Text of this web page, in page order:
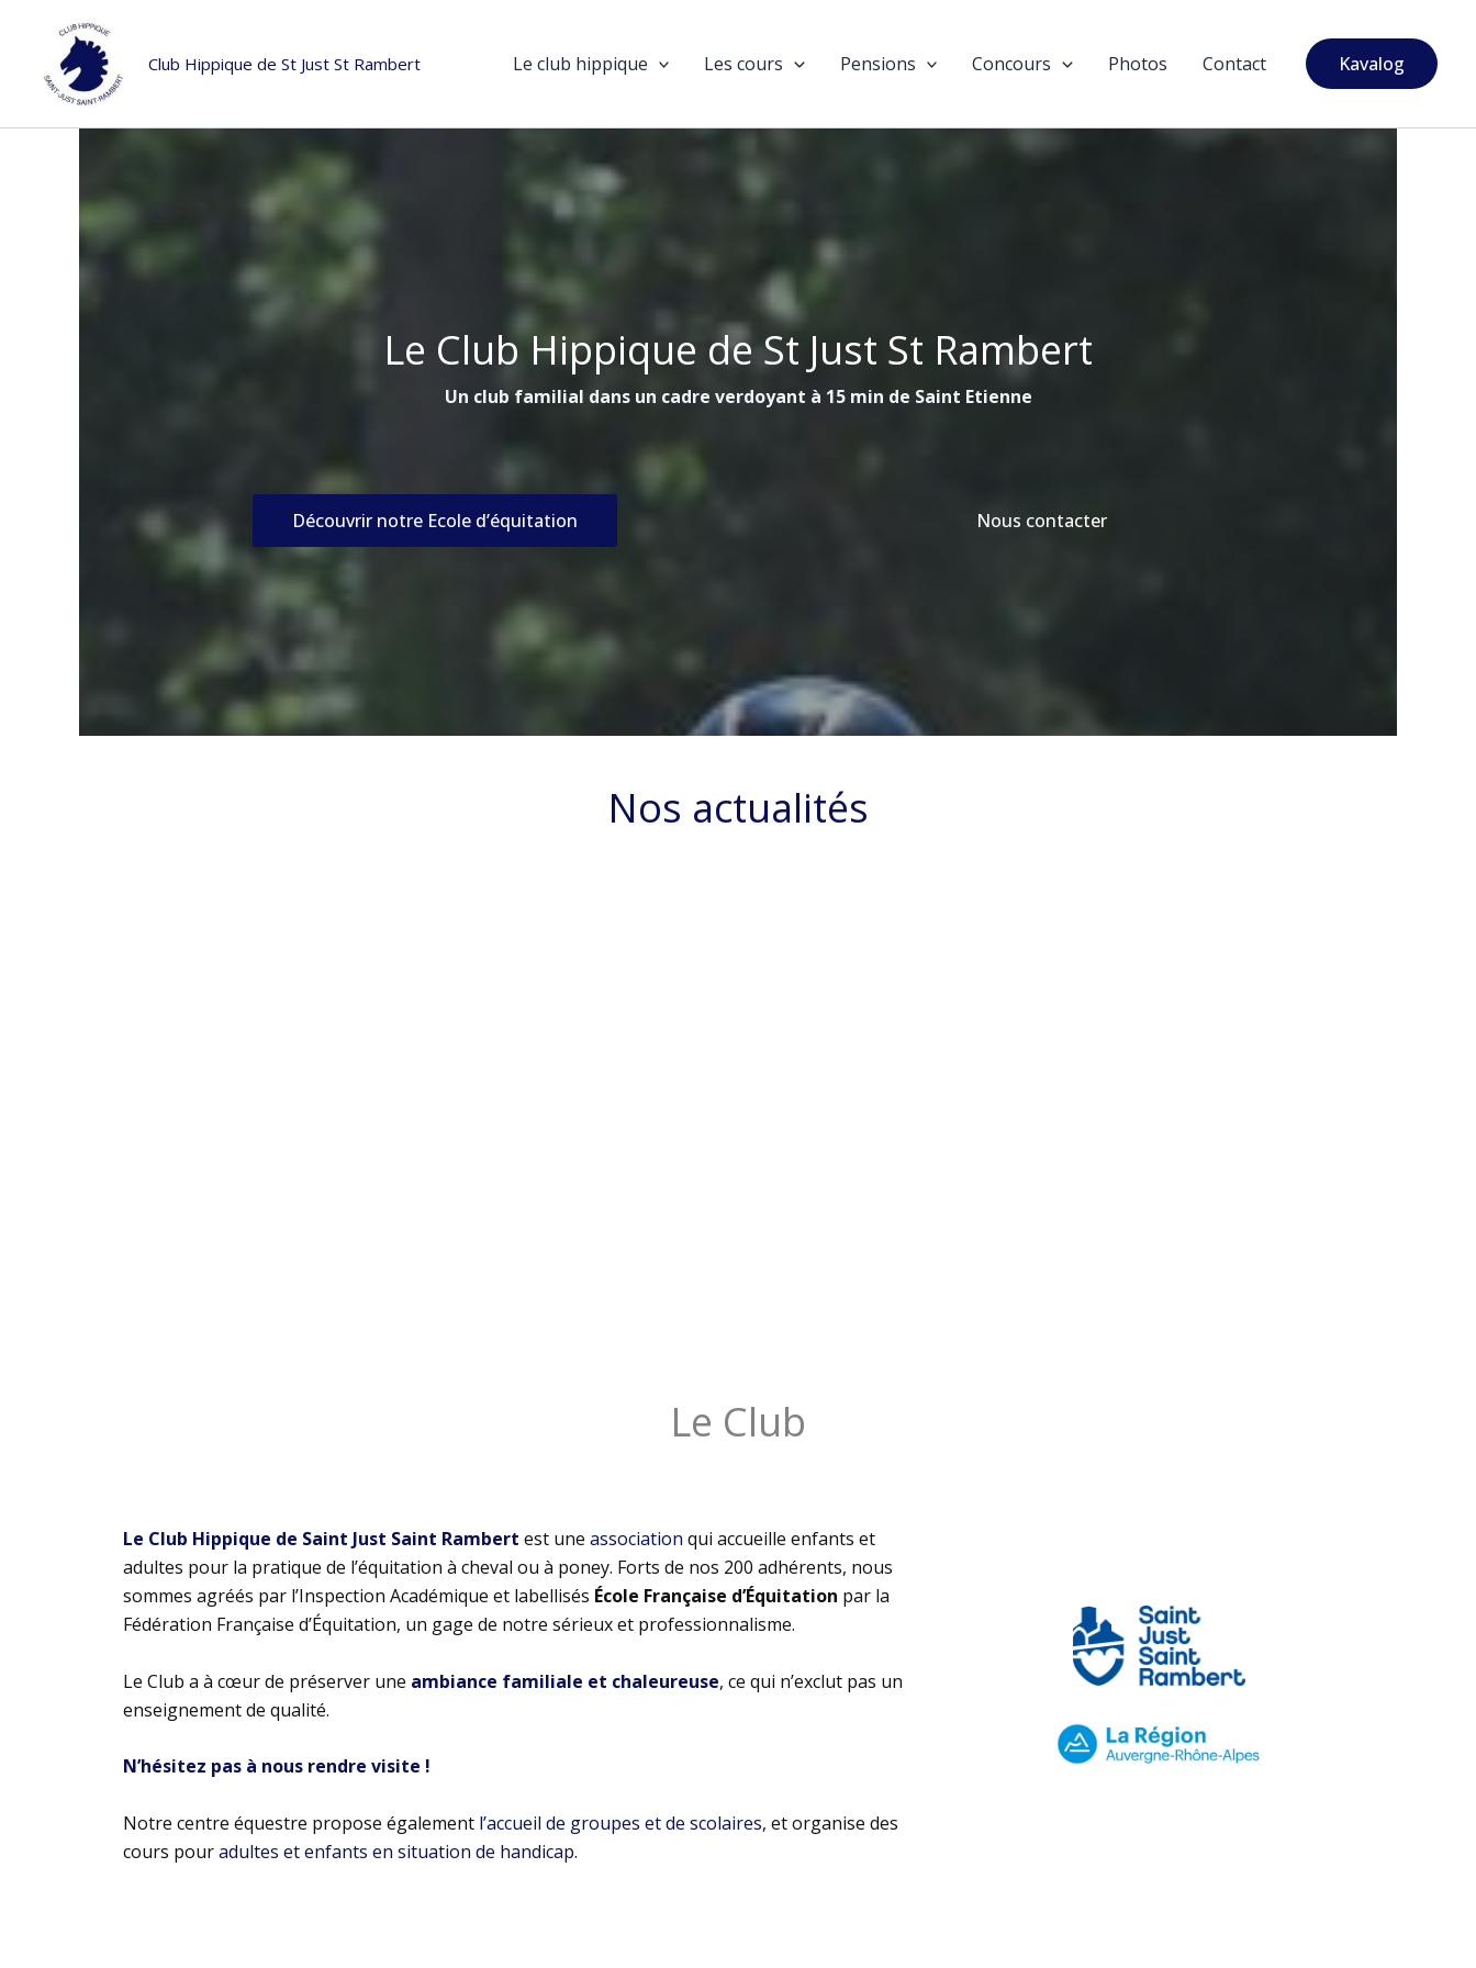
contenu
Club Hippique de St Just St Rambert Le club hippique Les cours Pensions Concours Photos Contact Kavalog
Le Club Hippique de St Just St Rambert
Un club familial dans un cadre verdoyant à 15 min de Saint Etienne
Découvrir notre Ecole d’équitation Nous contacter
Nos actualités
Le Club
Le Club Hippique de Saint Just Saint Rambert est une association qui accueille enfants et
adultes pour la pratique de l’équitation à cheval ou à poney. Forts de nos 200 adhérents, nous
sommes agréés par l’Inspection Académique et labellisés École Française d’Équitation par la
Fédération Française d’Équitation, un gage de notre sérieux et professionnalisme.
Le Club a à cœur de préserver une ambiance familiale et chaleureuse, ce qui n’exclut pas un
enseignement de qualité.
N’hésitez pas à nous rendre visite !
Notre centre équestre propose également l’accueil de groupes et de scolaires, et organise des
cours pouradultes et enfants en situation de handicap.